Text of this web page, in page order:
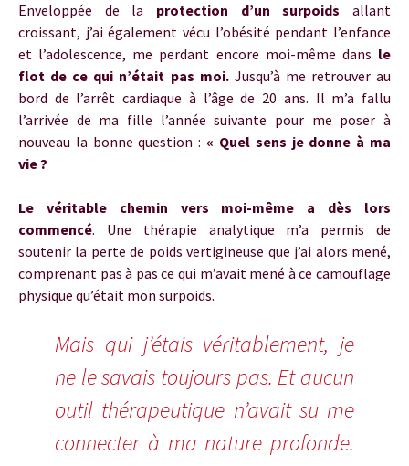
Enveloppée de la protection d’un surpoids allant
croissant, j’ai également vécu l’obésité pendant l’enfance
et l’adolescence, me perdant encore moi-même dans le
flot de ce qui n’était pas moi.Jusqu’à me retrouver au
bord de l’arrêt cardiaque à l’âge de 20 ans. Il m’a fallu
l’arrivée de ma fille l’année suivante pour me poser à
nouveau la bonne question : « Quel sens je donne à ma
vie ?
Le véritable chemin vers moi-même a dès lors
commencé. Une thérapie analytique m’a permis de
soutenir la perte de poids vertigineuse que j’ai alors mené,
comprenant pas à pas ce qui m’avait mené à ce camouflage
physique qu’était mon surpoids.
Mais qui j’étais véritablement, je
ne le savais toujours pas. Et aucun
outil thérapeutique n’avait su me
connecter à ma nature profonde.